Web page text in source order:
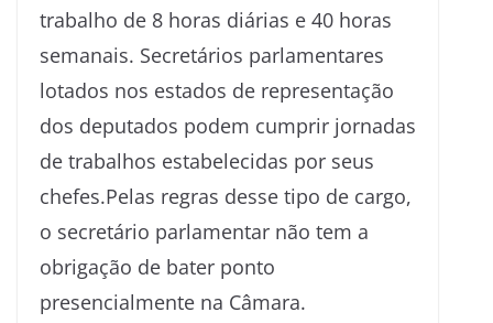
trabalho de 8 horas diárias e 40 horas
semanais. Secretários parlamentares
lotados nos estados de representação
dos deputados podem cumprir jornadas
de trabalhos estabelecidas por seus
chefes.Pelas regras desse tipo de cargo,
o secretário parlamentar não tem a
obrigação de bater ponto
presencialmente na Câmara.